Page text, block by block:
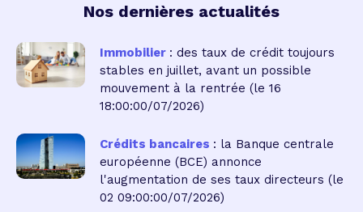
Nos dernières actualités
Immobilier : des taux de crédit toujours
stables en juillet, avant un possible
mouvement à la rentrée (le 16
18:00:00/07/2026)
Crédits bancaires : la Banque centrale
européenne (BCE) annonce
l'augmentation de ses taux directeurs (le
02 09:00:00/07/2026)